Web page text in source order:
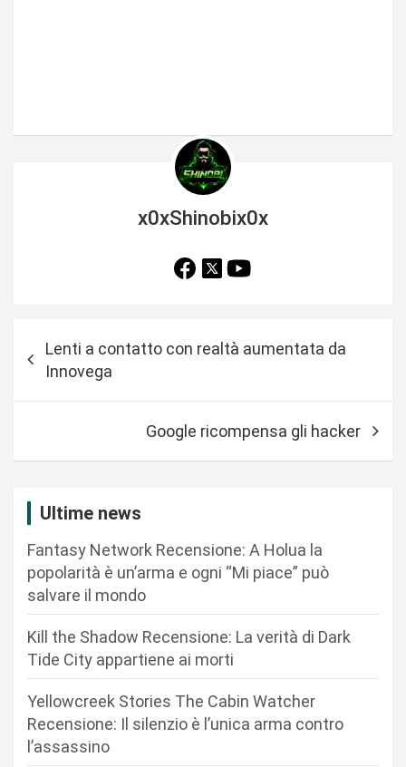
x0xShinobix0x
Lenti a contatto con realtà aumentata da
Innovega
Google ricompensa gli hacker
Ultime news
Fantasy Network Recensione: A Holua la
popolarità è un’arma e ogni “Mi piace” può
salvare il mondo
Kill the Shadow Recensione: La verità di Dark
Tide City appartiene ai morti
Yellowcreek Stories The Cabin Watcher
Recensione: Il silenzio è l’unica arma contro
l’assassino